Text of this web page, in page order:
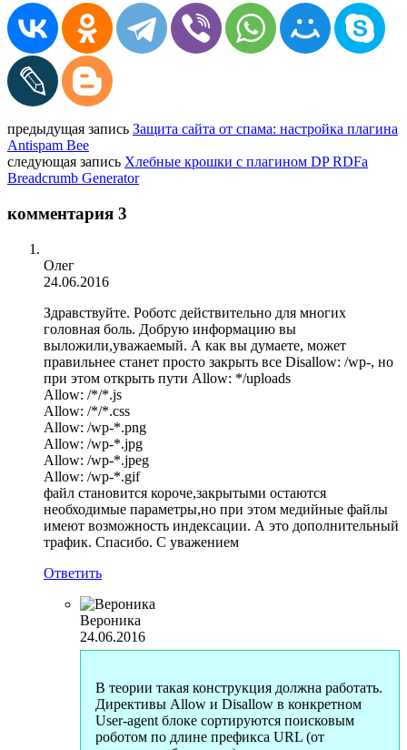
предыдущая запись Защита сайта от спама: настройка плагина
Antispam Bee
следующая запись Хлебные крошки с плагином DP RDFa
Breadcrumb Generator
комментария 3
Олег
24.06.2016
Здравствуйте. Роботс действительно для многих
головная боль. Добрую информацию вы
выложили,уважаемый. А как вы думаете, может
правильнее станет просто закрыть все Disallow: /wp-, но
при этом открыть пути Allow: */uploads
Allow: /*/*.js
Allow: /*/*.css
Allow: /wp-*.png
Allow: /wp-*.jpg
Allow: /wp-*.jpeg
Allow: /wp-*.gif
файл становится короче,закрытыми остаются
необходимые параметры,но при этом медийные файлы
имеют возможность индексации. А это дополнительный
трафик. Спасибо. С уважением
Ответить
Вероника
24.06.2016
В теории такая конструкция должна работать.
Директивы Allow и Disallow в конкретном
User-agent блоке сортируются поисковым
роботом по длине префикса URL (от